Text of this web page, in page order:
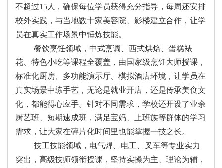
不超过15人，确保每位学员获得充分指导，每周还安排
校外实践，与当地数十家美容院、影楼建立合作，让学
员在真实工作场景中锤炼技能。
餐饮烹饪领域，中式烹调、西式烘焙、蛋糕裱
花、特色小吃等课程全覆盖，由国家级烹饪大师授课，
标准化厨房、多功能演示厅、模拟酒店环境，让学员在
真实场景中练手艺，无论是就业开店，还是传承美食文
化，都能得心应手。针对不同需求，学校还开设了业余
厨艺班、短期速成班，满足宝妈、上班族等群体的学习
需求，让大家在碎片化时间里也能掌握一技之长。
技工技能领域，电气焊、电工、叉车等专业实力
突出，高级技师领衔授课，坚持实操为主、理论为辅，